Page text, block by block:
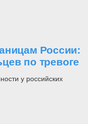
России:
по тревоге
у российских